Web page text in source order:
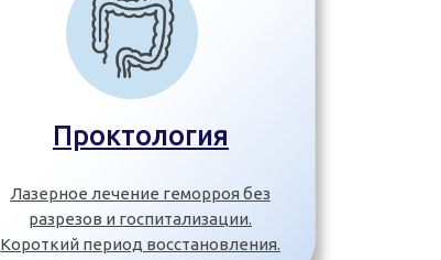
Проктология
Лазерное лечение геморроя без
разрезов и госпитализации.
Короткий период восстановления.